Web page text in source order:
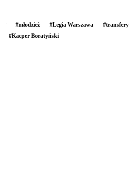
#młodzież #Legia Warszawa #transfery
#Kacper Boratyński